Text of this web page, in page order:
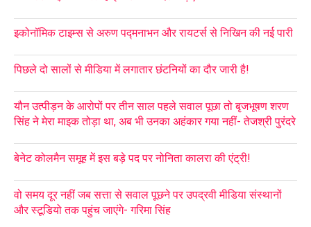
इकोनॉमिक टाइम्स से अरुण पद्मनाभन और रायटर्स से निखिन की नई पारी
पिछले दो सालों से मीडिया में लगातार छंटनियों का दौर जारी है!
यौन उत्पीड़न के आरोपों पर तीन साल पहले सवाल पूछा तो बृजभूषण शरण
सिंह ने मेरा माइक तोड़ा था, अब भी उनका अहंकार गया नहीं- तेजश्री पुरंदरे
बेनेट कोलमैन समूह में इस बड़े पद पर नोनिता कालरा की एंट्री!
वो समय दूर नहीं जब सत्ता से सवाल पूछने पर उपद्रवी मीडिया संस्थानों
और स्टूडियो तक पहुंच जाएंगे- गरिमा सिंह